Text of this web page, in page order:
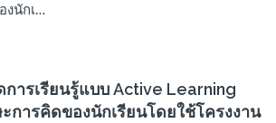
งนักเ…
ารเรียนรู้แบบ Active Learning
การคิดของนักเรียนโดยใช้โครงงาน